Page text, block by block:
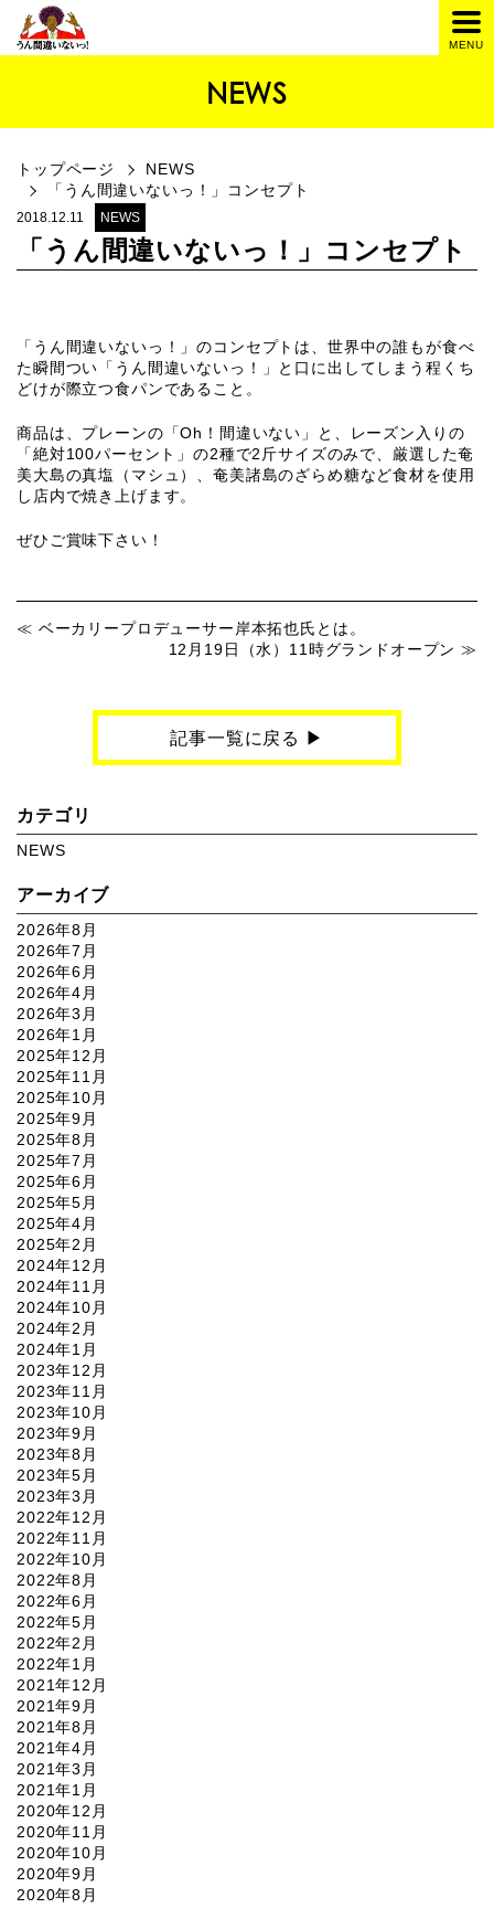
NEWS
トップページ
NEWS
「うん間違いないっ！」コンセプト
2018.12.11 NEWS
「うん間違いないっ！」コンセプト
「うん間違いないっ！」のコンセプトは、世界中の誰もが食べ
た瞬間つい「うん間違いないっ！」と口に出してしまう程くち
どけが際立つ食パンであること。
商品は、プレーンの「Oh！間違いない」と、レーズン入りの
「絶対100パーセント」の2種で2斤サイズのみで、厳選した奄
美大島の真塩（マシュ）、奄美諸島のざらめ糖など食材を使用
し店内で焼き上げます。
ぜひご賞味下さい！
ベーカリープロデューサー岸本拓也氏とは。
12月19日（水）11時グランドオープン
記事一覧に戻る ▶︎
カテゴリ
NEWS
アーカイブ
2026年8月
2026年7月
2026年6月
2026年4月
2026年3月
2026年1月
2025年12月
2025年11月
2025年10月
2025年9月
2025年8月
2025年7月
2025年6月
2025年5月
2025年4月
2025年2月
2024年12月
2024年11月
2024年10月
2024年2月
2024年1月
2023年12月
2023年11月
2023年10月
2023年9月
2023年8月
2023年5月
2023年3月
2022年12月
2022年11月
2022年10月
2022年8月
2022年6月
2022年5月
2022年2月
2022年1月
2021年12月
2021年9月
2021年8月
2021年4月
2021年3月
2021年1月
2020年12月
2020年11月
2020年10月
2020年9月
2020年8月